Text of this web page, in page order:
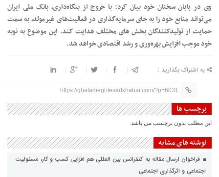
وی در پایان سخنان خود بیان کرد: با خروج از بنگاه‌داری، بانک ملی ایران
می‌تواند منابع خود را به جای سرمایه‌گذاری در فعالیت‌های غیرمولد، به سمت
حمایت از تولیدکنندگان بخش های مختلف هدایت کند. این موضوع به نوبه
خود موجب افزایش بهره‌وری و رشد اقتصادی خواهد شد.
به اشتراک بگذارید :
https://ghalameghtesadkhabar.com/?p=6031
برچسب ها
این مطلب بدون برچسب می باشد.
نوشته های مشابه
فراخوان ارسال مقاله به کنفرانس بین المللی هم افزایی کسب و کار، مسئولیت
اجتماعی و اثرگذاری اجتماعی